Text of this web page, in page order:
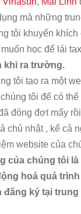
mà những
tôi khuyến
muốn học để lái
khi ra trường.
tôi tạo ra một
tôi để có
đóng đợt mấy
chủ nhật , kể cả
website của
của chúng tôi
hoá quá
đăng ký tại